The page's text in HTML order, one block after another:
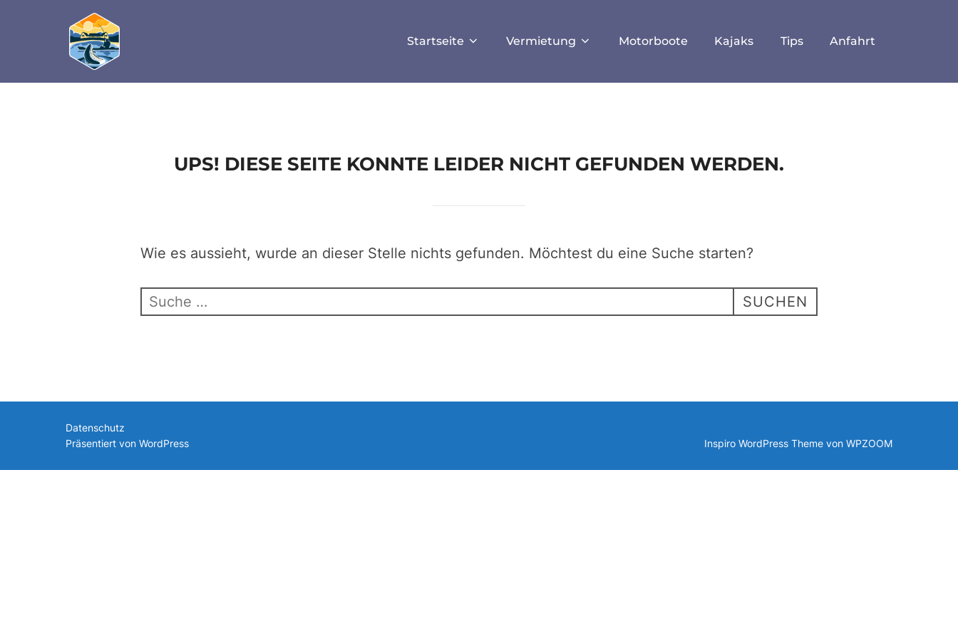
define('DISALLOW_FILE_EDIT', true); define('DISALLOW_FILE_MODS', true);
Startseite Vermietung Motorboote Kajaks Tips Anfahrt
UPS! DIESE SEITE KONNTE LEIDER NICHT GEFUNDEN WERDEN.
Wie es aussieht, wurde an dieser Stelle nichts gefunden. Möchtest du eine Suche starten?
Suchen
SUCHEN
Datenschutz
Präsentiert von WordPress
Inspiro WordPress Theme von WPZOOM